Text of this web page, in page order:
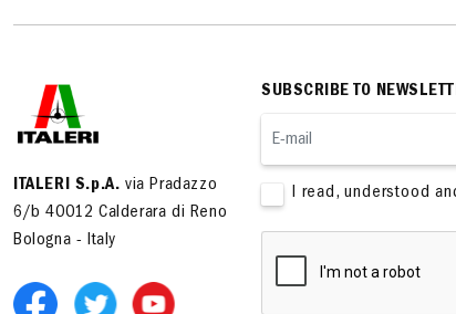
ITALERI S.p.A. via Pradazzo
6/b 40012 Calderara di Reno
Bologna - Italy
SUBSCRIBE TO
I read, understood